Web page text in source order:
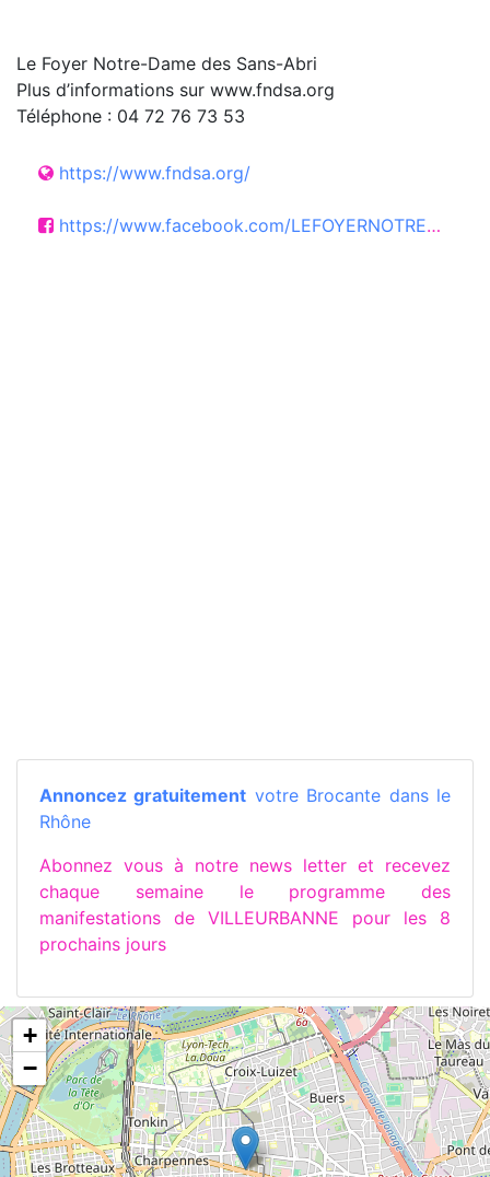
Le Foyer Notre-Dame des Sans-Abri
Plus d’informations sur www.fndsa.org
Téléphone : 04 72 76 73 53
https://www.fndsa.org/
https://www.facebook.com/LEFOYERNOTREDAMEDESSANSABRI/
Annoncez gratuitement votre Brocante dans le
Rhône
Abonnez vous à notre news letter et recevez
chaque semaine le programme des
manifestations de VILLEURBANNE pour les 8
prochains jours
+
−